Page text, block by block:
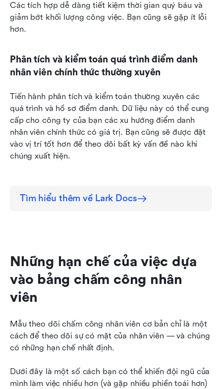
Các tích hợp dễ dàng tiết kiệm thời gian quý báu và
giảm bớt khối lượng công việc. Bạn cũng sẽ gặp ít lỗi
hơn.
Phân tích và kiểm toán quá trình điểm danh
nhân viên chính thức thường xuyên
Tiến hành phân tích và kiểm toán thường xuyên các
quá trình và hồ sơ điểm danh. Dữ liệu này có thể cung
cấp cho công ty của bạn các xu hướng điểm danh
nhân viên chính thức có giá trị. Bạn cũng sẽ được đặt
vào vị trí tốt hơn để theo dõi bất kỳ vấn đề nào khi
chúng xuất hiện.
Tìm hiểu thêm về Lark Docs
Những hạn chế của việc dựa
vào bảng chấm công nhân
viên
Mẫu theo dõi chấm công nhân viên cơ bản chỉ là một
cách để theo dõi sự có mặt của nhân viên — và chúng
có những hạn chế nhất định.
Dưới đây là một số cách bạn có thể khiến đội ngũ của
mình làm việc nhiều hơn (và gặp nhiều phiền toái hơn)